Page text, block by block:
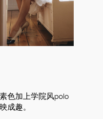
色加上学院风polo
成趣。